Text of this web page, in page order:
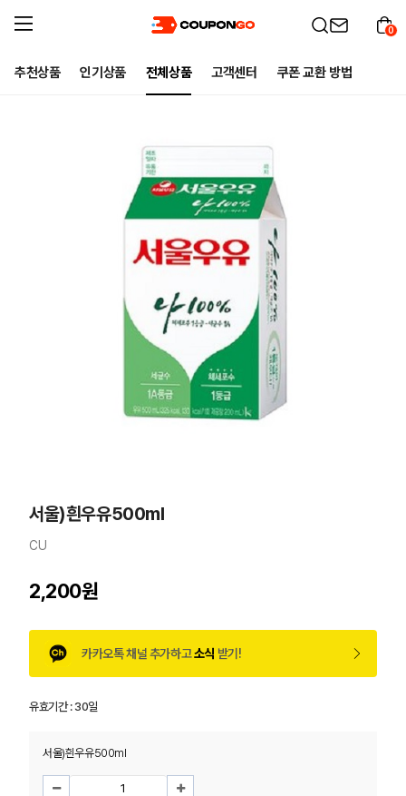
추천상품 인기상품 전체상품 고객센터 쿠폰 교환 방법
0
서울)흰우유500ml
CU
2,200원
카카오톡 채널 추가하고소식 받기!
유효기간 :30일
서울)흰우유500ml